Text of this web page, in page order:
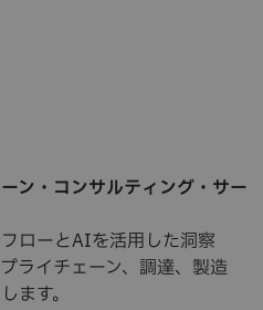
ン・コンサルティング・サー
ローとAIを活用した洞察
ライチェーン、調達、製造
ます。